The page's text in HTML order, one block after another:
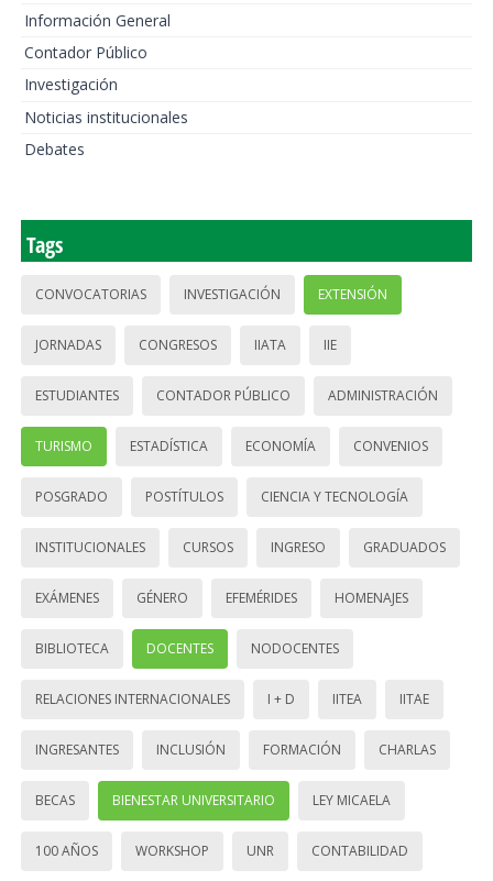
Información General
Contador Público
Investigación
Noticias institucionales
Debates
Tags
CONVOCATORIAS INVESTIGACIÓN EXTENSIÓN
JORNADAS CONGRESOS IIATA IIE
ESTUDIANTES CONTADOR PÚBLICO ADMINISTRACIÓN
TURISMO ESTADÍSTICA ECONOMÍA CONVENIOS
POSGRADO POSTÍTULOS CIENCIA Y TECNOLOGÍA
INSTITUCIONALES CURSOS INGRESO GRADUADOS
EXÁMENES GÉNERO EFEMÉRIDES HOMENAJES
BIBLIOTECA DOCENTES NODOCENTES
RELACIONES INTERNACIONALES I + D IITEA IITAE
INGRESANTES INCLUSIÓN FORMACIÓN CHARLAS
BECAS BIENESTAR UNIVERSITARIO LEY MICAELA
100 AÑOS WORKSHOP UNR CONTABILIDAD